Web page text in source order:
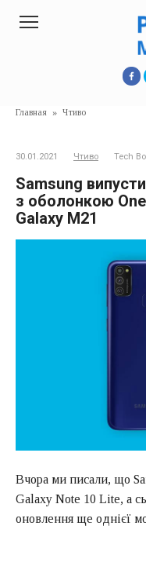
Главная » Чтиво
30.01.2021 Чтиво Tech
Samsung
з оболонкою
Galaxy M21
Вчора ми писали, що
Galaxy Note 10 Lite, а
оновлення ще однієї